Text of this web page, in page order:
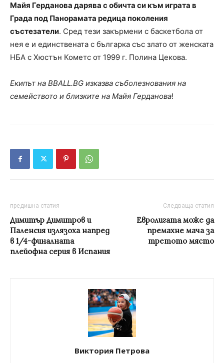
Майя Герданова дарява с обичта си към играта в
Града под Панорамата редица поколения
състезатели. Сред тези закърмени с баскетбола от
нея е и единствената с българка със злато от женската
НБА с Хюстън Кометс от 1999 г. Полина Цекова.
Екипът на BBALL.BG изказва съболезнования на
семейството и близките на Майя Герданова!
предишна статия
Димитър Димитров и
Паленсия излязоха напред
в 1/4-финалната
плейофна серия в Испания
Следваща статия
Евролигата може да
премахне мача за
третото място
Виктория Петрова